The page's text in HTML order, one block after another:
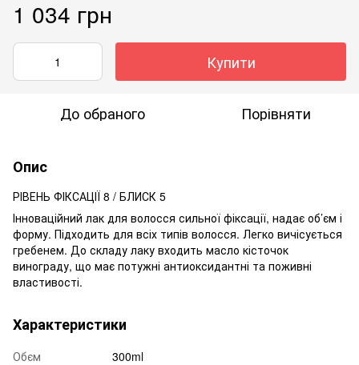
1 034 грн
Купити
До обраного Порівняти
Опис
РІВЕНЬ ФІКСАЦІЇ 8 / БЛИСК 5
Інноваційний лак для волосся сильної фіксації, надає об’єм і
форму. Підходить для всіх типів волосся. Легко вичісується
гребенем. До складу лаку входить масло кісточок
винограду, що має потужні антиоксидантні та поживні
властивості.
Характеристики
Обєм
300ml